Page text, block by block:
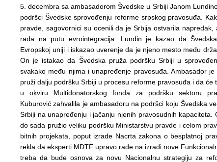
5. decembra sa ambasadorom Švedske u Srbiji Janom
podršci Švedske sprovođenju reforme srpskog pravosuđa.
pravde, sagovornici su ocenili da je Srbija ostvarila
rada na putu evrointegracija. Lundin je kazao da
Evropskoj uniji i iskazao uverenje da je njeno mesto među
On je istakao da Švedska pruža podršku Srbiji u
svakako među njima i unapređenje pravosuđa. Ambasador
pruži dalju podršku Srbiji u procesu reforme pravosuđa i da će
u okviru Multidonatorskog fonda za podršku sektoru
Kuburović zahvalila je ambasadoru na podršci koju Švedska
Srbiji na unapređenju i jačanju njenih pravosudnih kapaciteta.
do sada pružio veliku podršku Ministarstvu pravde i celom
bitnih projekata, poput izrade Nacrta zakona o besplatnoj
rekla da eksperti MDTF upravo rade na izradi nove
treba da bude osnova za novu Nacionalnu strategiju za